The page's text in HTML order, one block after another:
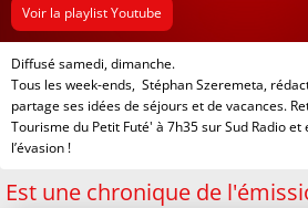
Voir la playlist Youtube
Diffusé samedi, dimanche.
Tous les week-ends, Stéphan Szeremeta,
partage ses idées de séjours et de vacances.
Tourisme du Petit Futé' à 7h35 sur Sud Radio
l’évasion !
Est une chronique de